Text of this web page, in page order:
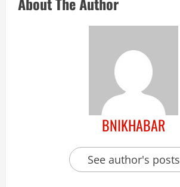
BNIKHABAR
See author's posts